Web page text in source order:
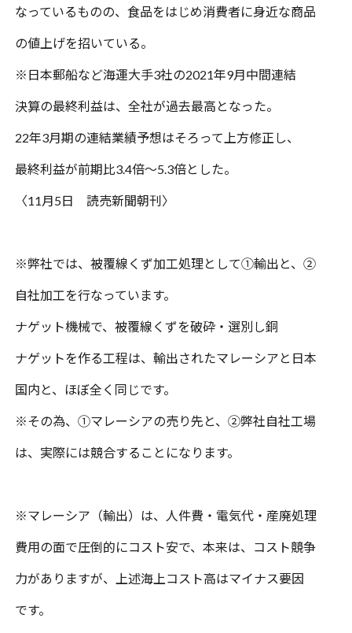
なっているものの、食品をはじめ消費者に身近な商品
の値上げを招いている。
※ 日本郵船など海運大手3社の2021年9月中間連結
決算の最終利益は、全社が過去最高となった。
22年3月期の連結業績予想はそろって上方修正し、
最終利益が前期比3.4倍〜5.3倍とした。
〈11 月5日 読売新聞朝刊〉
※弊社では、被覆線くず加工処理として①輸出と、②
自社加工を行なっています。
ナゲット機械で、被覆線くずを破砕・選別し銅
ナゲットを作る工程は、輸出されたマレーシアと日本
国内と、ほぼ全く同じです。
※その為、①マレーシアの売り先と、②弊社自社工場
は、実際には競合することになります。
※マレーシア（輸出）は、人件費・電気代・産廃処理
費用の面で圧倒的にコスト安で、本来は、コスト競争
力がありますが、上述海上コスト高はマイナス要因
です。